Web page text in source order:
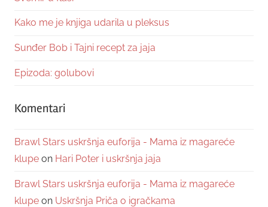
Kako me je knjiga udarila u pleksus
Sunđer Bob i Tajni recept za jaja
Epizoda: golubovi
Komentari
Brawl Stars uskršnja euforija - Mama iz magareće
klupe on Hari Poter i uskršnja jaja
Brawl Stars uskršnja euforija - Mama iz magareće
klupe on Uskršnja Priča o igračkama